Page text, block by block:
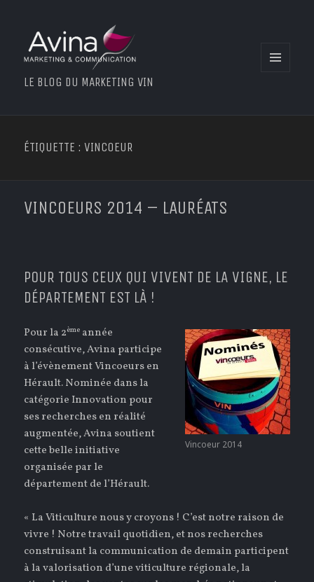
LE BLOG DU MARKETING VIN
ÉTIQUETTE : VINCOEUR
VINCOEURS 2014 – LAURÉATS
POUR TOUS CEUX QUI VIVENT DE LA VIGNE, LE
DÉPARTEMENT EST LÀ !
Vincoeur 2014
Pour la 2ème année
consécutive, Avina participe
à l’évènement Vincoeurs en
Hérault. Nominée dans la
catégorie Innovation pour
ses recherches en réalité
augmentée, Avina soutient
cette belle initiative
organisée par le
département de l’Hérault.
« La Viticulture nous y croyons ! C’est notre raison de
vivre ! Notre travail quotidien, et nos recherches
construisant la communication de demain participent
à la valorisation d’une viticulture régionale, la